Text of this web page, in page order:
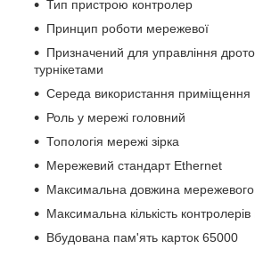
Тип пристрою контролер
Принцип роботи мережевої
Призначений для управління
турнікетами
Середа використання приміщення
Роль у мережі головний
Топологія мережі зірка
Мережевий стандарт Ethernet
Максимальна довжина
Максимальна кількість
Вбудована пам'ять карток 65000